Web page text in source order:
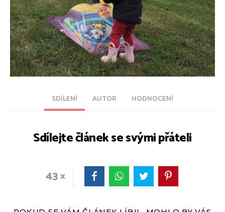
SDÍLENÍ AUTOR HODNOCENÍ
Sdílejte článek se svými přáteli
43